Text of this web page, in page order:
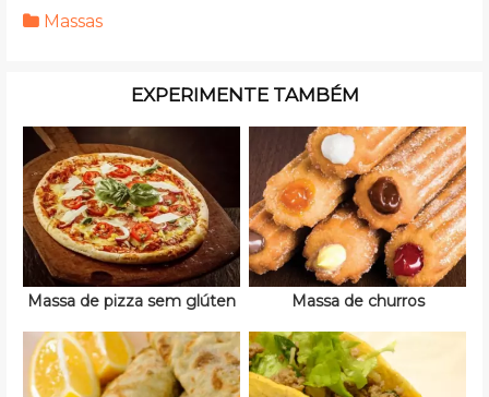
Massas
EXPERIMENTE TAMBÉM
Massa de pizza sem glúten Massa de churros